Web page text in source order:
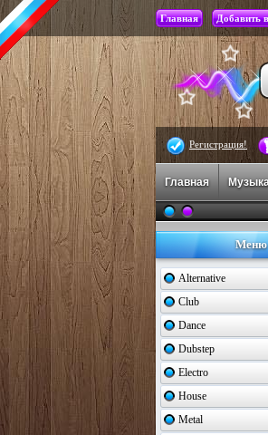
Главная Добавить
Регистрация!
Главная
Меню
Alternative
Club
Dance
Dubstep
Electro
House
Metal